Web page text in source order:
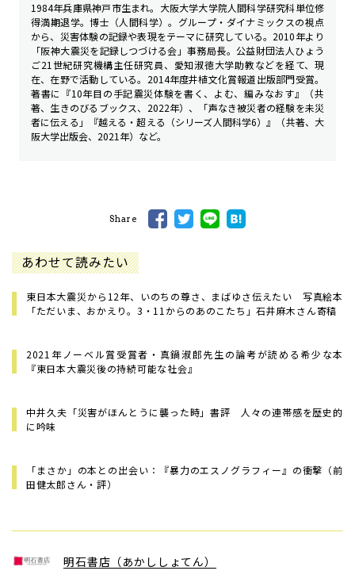
1984年兵庫県神戸市生まれ。大阪大学大学院人間科学研究科単位修
得満期退学。博士（人間科学）。グループ・ダイナミックスの視点
から、災害体験の記録や表現をテーマに研究している。2010年より
「阪神大震災を記録しつづける会」事務局長。公益財団法人ひょう
ご21世紀研究機構主任研究員、愛知淑徳大学助教などを経て、現
在、在野で活動している。2014年度井植文化賞報道出版部門受賞。
著書に『10年目の手記――震災体験を書く、よむ、編みなおす』（共
著、生きのびるブックス、2022年）、「声なき被災者の経験を未災
者に伝える」『越える・超える（シリーズ人間科学6）』（共著、大
阪大学出版会、2021年）など。
Share
あわせて読みたい
東日本大震災から12年、いのちの尊さ、まばゆさ伝えたい 写真絵本
「ただいま、おかえり。3・11からのあのこたち」石井麻木さん寄稿
2021年ノーベル賞受賞者・真鍋淑郎先生の論考が読める希少な本
『東日本大震災後の持続可能な社会』
中井久夫「災害がほんとうに襲った時」書評 人々の連帯感を歴史的
に吟味
「まさか」の本との出会い：『暴力のエスノグラフィー』の衝撃（前
田健太郎さん・評）
明石書店（あかししょてん）